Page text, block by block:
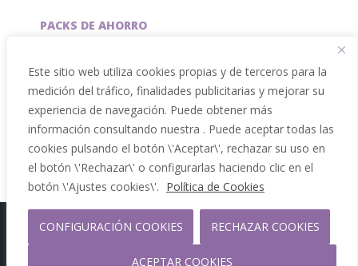
Este sitio web utiliza cookies propias y de terceros para la
medición del tráfico, finalidades publicitarias y mejorar su
experiencia de navegación. Puede obtener más
información consultando nuestra . Puede aceptar todas las
cookies pulsando el botón \'Aceptar\', rechazar su uso en
el botón \'Rechazar\' o configurarlas haciendo clic en el
botón \'Ajustes cookies\'. Política de Cookies
CONFIGURACIÓN COOKIES RECHAZAR COOKIES
ACEPTAR COOKIES
PACKS DE AHORRO
Servicios especiales
Copyright 2012 - 2026 |
Facebook
Phone